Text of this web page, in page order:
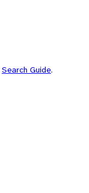
Search Guide.